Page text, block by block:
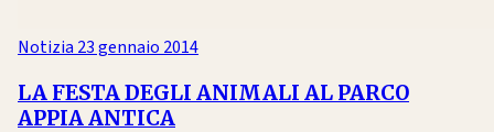
Notizia 23 gennaio 2014
LA FESTA DEGLI ANIMALI AL PARCO
APPIA ANTICA